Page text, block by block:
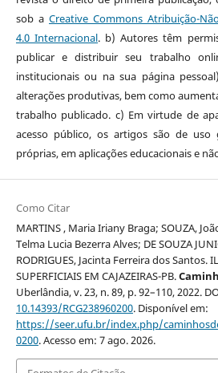
sob a Creative Commons Atribuição-
4.0 Internacional. b) Autores têm
publicar e distribuir seu trabalho
institucionais ou na sua página
alterações produtivas, bem como
trabalho publicado. c) Em virtude de
acesso público, os artigos são de uso
próprias, em aplicações educacionais e
Como Citar
MARTINS , Maria Iriany Braga; SOUZA,
Telma Lucia Bezerra Alves; DE SOUZA
RODRIGUES, Jacinta Ferreira dos Santos.
SUPERFICIAIS EM CAJAZEIRAS-PB.
Uberlândia, v. 23, n. 89, p. 92–110, 2022.
10.14393/RCG238960200. Disponível em:
https://seer.ufu.br/index.php/
0200. Acesso em: 7 ago. 2026.